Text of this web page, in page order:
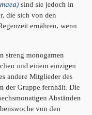
sind sie jedoch in
die sich von den
ernähren, wenn
streng monogamen
und einem einzigen
andere Mitglieder des
der Gruppe fernhält. Die
Abständen
von den